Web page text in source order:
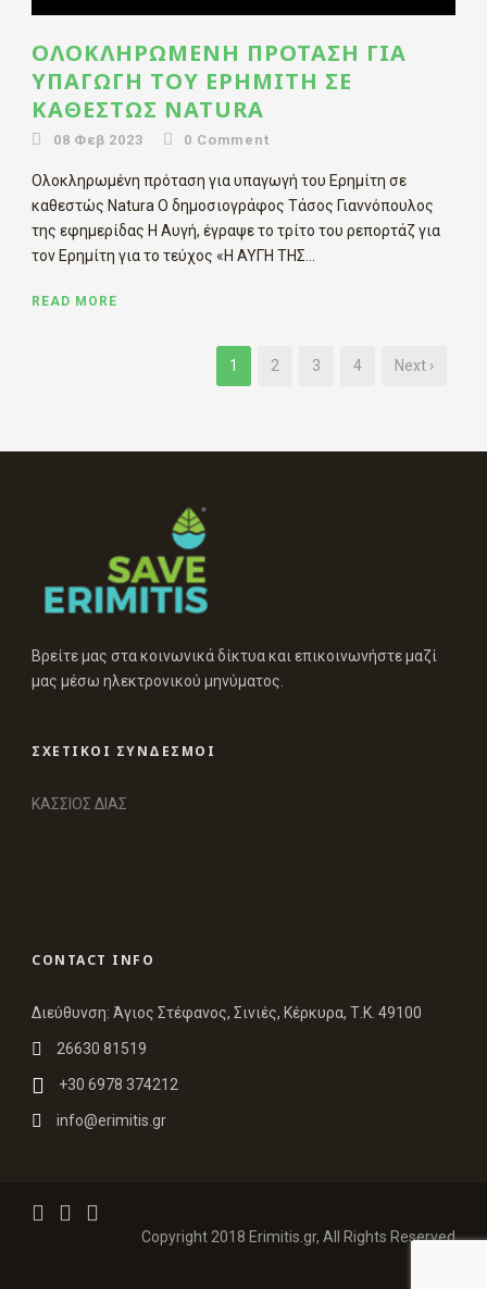
ΟΛΟΚΛΗΡΩΜΈΝΗ ΠΡΌΤΑΣΗ ΓΙΑ
ΥΠΑΓΩΓΉ ΤΟΥ ΕΡΗΜΊΤΗ ΣΕ
ΚΑΘΕΣΤΏΣ NATURA
08 Φεβ 2023 0 Comment
Ολοκληρωμένη πρόταση για υπαγωγή του Ερημίτη σε
καθεστώς Natura Ο δημοσιογράφος Τάσος Γιαννόπουλος
της εφημερίδας Η Αυγή, έγραψε το τρίτο του ρεπορτάζ για
τον Ερημίτη για το τεύχος «Η ΑΥΓΗ ΤΗΣ...
READ MORE
1 2 3 4 Next ›
Βρείτε μας στα κοινωνικά δίκτυα και επικοινωνήστε μαζί
μας μέσω ηλεκτρονικού μηνύματος.
ΣΧΕΤΙΚΟΙ ΣΥΝΔΕΣΜΟΙ
ΚΑΣΣΙΟΣ ΔΙΑΣ
CONTACT INFO
Διεύθυνση: Άγιος Στέφανος, Σινιές, Κέρκυρα, Τ.Κ. 49100
26630 81519
+30 6978 374212
info@erimitis.gr
Copyright 2018 Erimitis.gr, All Rights Reserved